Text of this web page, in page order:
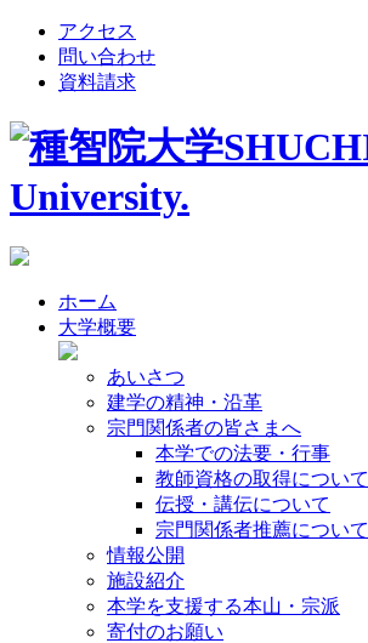
アクセス
問い合わせ
資料請求
ホーム
大学概要
あいさつ
建学の精神・沿革
宗門関係者の皆さまへ
本学での法要・行事
教師資格の取得について
伝授・講伝について
宗門関係者推薦について
情報公開
施設紹介
本学を支援する本山・宗派
寄付のお願い